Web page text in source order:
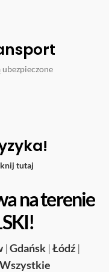
ubezpieczone
tutaj
na terenie
|Gdańsk |Łódź |
Wszystkie